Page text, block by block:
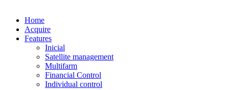
Home
Acquire
Features
Inicial
Satellite management
Multifarm
Financial Control
Individual control